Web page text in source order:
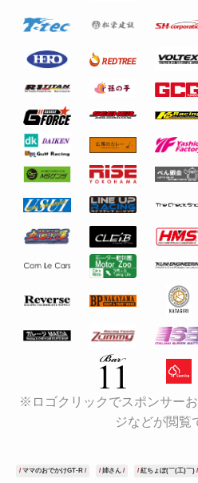
※ロゴクリックでスポンサー
ジなどが閲覧
ママのおでかけGT-R 姉さん 紅ちょぼ(￣(工)￣)